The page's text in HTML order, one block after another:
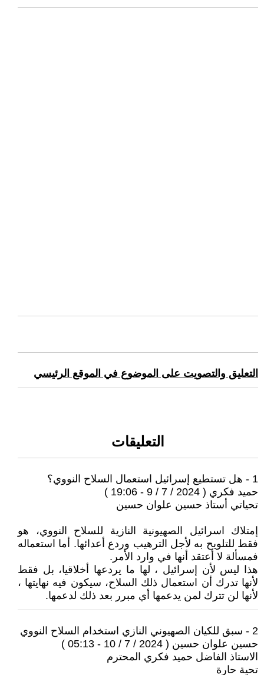
التعليق والتصويت على الموضوع في الموقع الرئيسي
التعليقات
1 - هل تستطيع إسرائيل استعمال السلاح النووي؟
حميد فكري ( 2024 / 7 / 9 - 19:06 )
تحياتي أستاذ حسين علوان حسين
إمتلاك اسرائيل الصهيونية النازية للسلاح النووي، هو
فقط للتلويح به لأجل الترهيب وردع أعدائها. أما استعماله
فمسألة لا أعتقد أنها في وارد الأمر.
هذا ليس لأن إسرائيل ، لها ما يردعها أخلاقيا، بل فقط
لأنها تدرك أن استعمال ذلك السلاح، سيكون فيه نهايتها ،
لأنها لن تترك لمن يدعمها أي مبرر بعد ذلك لدعمها.
2 - سبق للكيان الصهيوني النازي استخدام السلاح النووي
حسين علوان حسين ( 2024 / 7 / 10 - 05:13 )
الاستاذ الفاضل حميد فكري المحترم
تحية حارة